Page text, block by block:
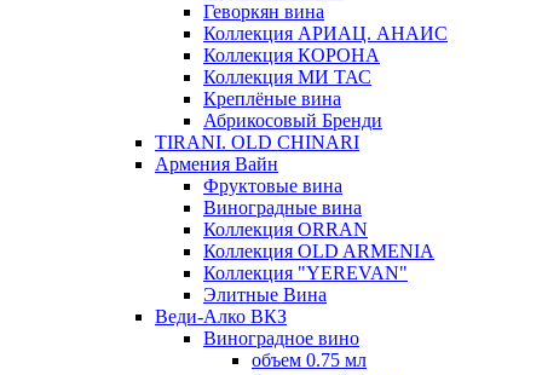
Геворкян вина
Коллекция АРИАЦ. АНАИС
Коллекция КОРОНА
Коллекция МИ ТАС
Креплёные вина
Абрикосовый Бренди
TIRANI. OLD CHINARI
Армения Вайн
Фруктовые вина
Виноградные вина
Коллекция ORRAN
Коллекция OLD ARMENIA
Коллекция "YEREVAN"
Элитные Вина
Веди-Алко ВКЗ
Виноградное вино
объем 0.75 мл